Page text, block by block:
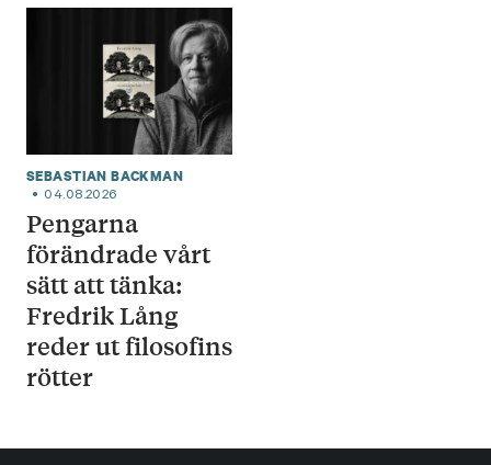
SEBASTIAN BACKMAN
04.08.2026
Pengarna
förändrade vårt
sätt att tänka:
Fredrik Lång
reder ut filosofins
rötter